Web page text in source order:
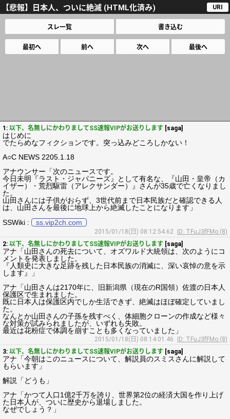
【悲報】日本人、ついに絶滅 (HTML化済み) URI
スレ一覧 書き込む
最初へ 前へ 次へ 最後へ
1: 以下、名無しにかわりましてSS速報VIPがお送りします [saga]
はじめに
でたらめなフィクションです。突っ込みどころしかない！
A○C NEWS 2205.1.18
アナウンサー「次のニュースです。
今日未明『ラスト・ジャパニーズ』として有名な、『山田・皇帝（カ
イザー）・荒烈駆雷（アレクサンダー）』さんが35歳で亡くなりまし
た。
山田さんには子供がおらず、3世代前まで日本民族だと確認できる人
は、山田さんを最後に地球上から絶滅したことになります」
SSWiki :
ss.vip2ch.com
2015/01/18(日) 08:12:54.62
ID: TFuJ3fFMo (8)
2: 以下、名無しにかわりましてSS速報VIPがお送りします [saga]
アナ「山田さんの死去について、オズワルド大統領は、次のようにコ
メントを発表しました。
『人類史に大きな足跡を残した日本民族の消滅に、深い哀悼の意を示
します』」
アナ「山田さんは2170年に、旧新潟県（現在のR国領）佐渡の日本人
保護区で生まれました。
既に日本人は保護区内でしか生活できず、絶滅はほぼ確定していまし
た。
なんとか山田さんの子孫を残すべく、体細胞クローンの作成など様々
な対策が試みられましたが、いずれも失敗。
最近は花粉症で体調を崩すことも多くなっていました」
2015/01/18(日) 08:14:01.46
ID: TFuJ3fFMo (8)
3: 以下、名無しにかわりましてSS速報VIPがお送りします [saga]
アナ「今朝はこのニュースについて、解説員のスミスさんに解説して
もらいます」
解説「どうも」
アナ「かつて人口1億2千万を誇り、世界第2位の経済大国を作り上げ
た日本人が、ついに歴史から退場しました。
なぜでしょう？」